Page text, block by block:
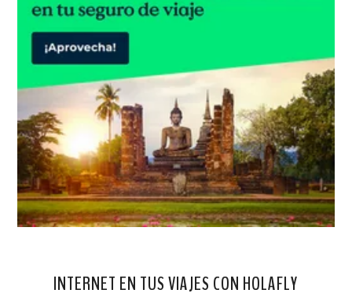
INTERNET EN TUS VIAJES CON HOLAFLY